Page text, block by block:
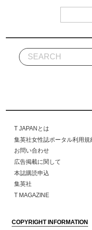
T JAPANとは
集英社女性誌ポータル利用規
お問い合わせ
広告掲載に関して
本誌購読申込
集英社
T MAGAZINE
COPYRIGHT INFORMATION